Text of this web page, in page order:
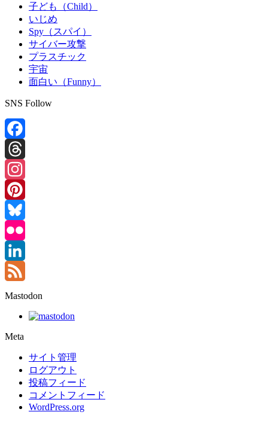
子ども（Child）
いじめ
Spy（スパイ）
サイバー攻撃
プラスチック
宇宙
面白い（Funny）
SNS Follow
Facebook
Threads
Instagram
Pinterest
Bluesky
Flickr
LinkedIn
Feed
Mastodon
Meta
サイト管理
ログアウト
投稿フィード
コメントフィード
WordPress.org